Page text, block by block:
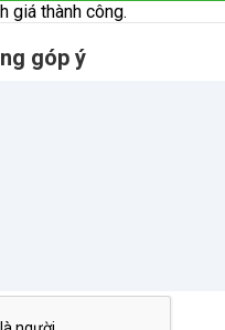
giá thành công.
góp ý